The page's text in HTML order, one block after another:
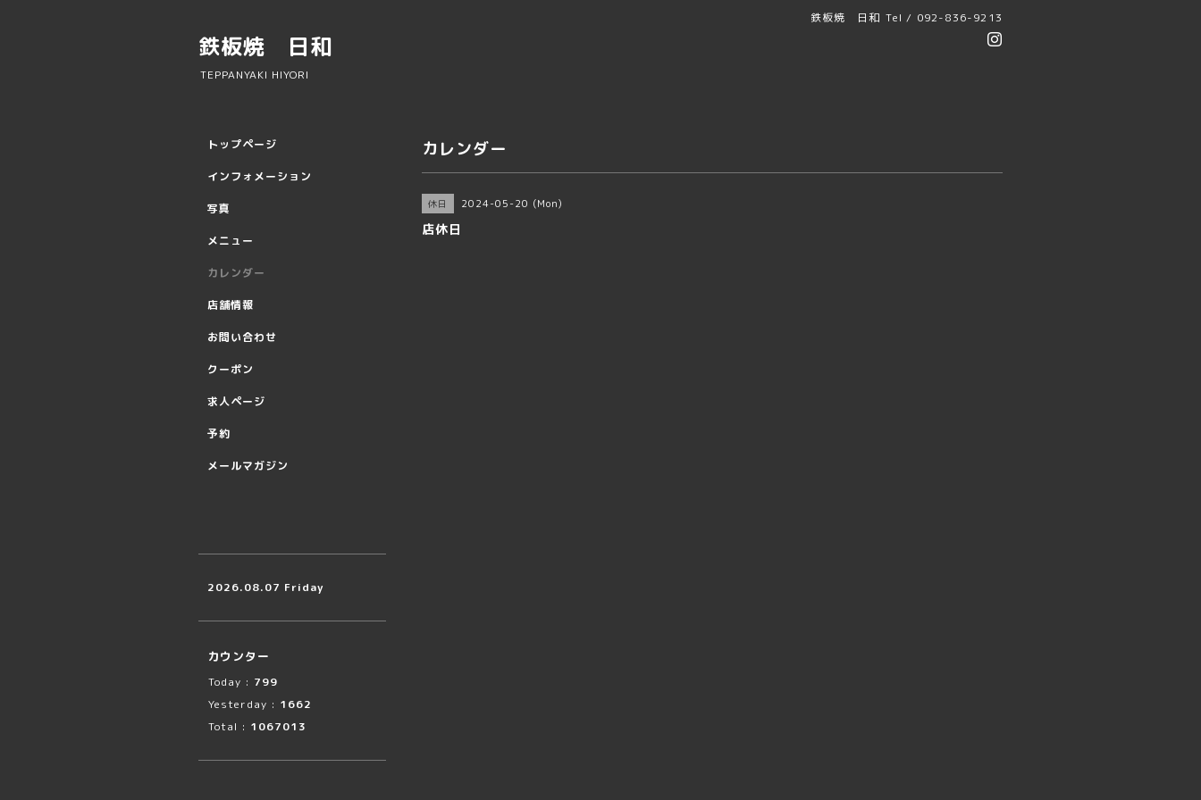
鉄板焼 日和 Tel / 092-836-9213
鉄板焼 日和
TEPPANYAKI HIYORI
カレンダー
休日 2024-05-20 (Mon)
店休日
トップページ
インフォメーション
写真
メニュー
カレンダー
店舗情報
お問い合わせ
クーポン
求人ページ
予約
メールマガジン
2026.08.07 Friday
カウンター
Today : 799
Yesterday : 1662
Total : 1067013